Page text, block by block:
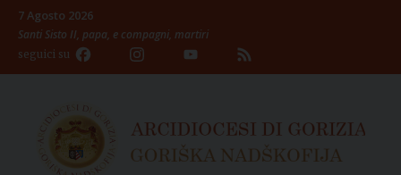
Skip
content
7 Agosto 2026
Santi Sisto II, papa, e compagni, martiri
seguici su Facebook InstagramYouTube
Channel